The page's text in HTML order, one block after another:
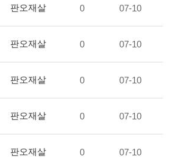
판오재살 0 07-10
판오재살 0 07-10
판오재살 0 07-10
판오재살 0 07-10
판오재살 0 07-10